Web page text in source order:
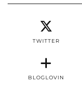
TWITTER
BLOGLOVIN